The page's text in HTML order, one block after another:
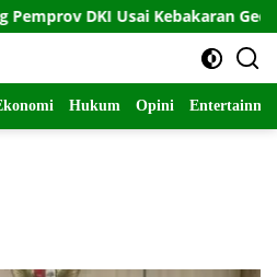
Usai Kebakaran Gedung
Hukum Opini